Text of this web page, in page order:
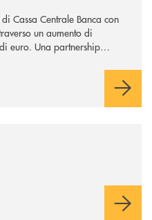
Cassa Centrale Banca con
un aumento di
euro. Una partnership
per ampliare l’offerta e